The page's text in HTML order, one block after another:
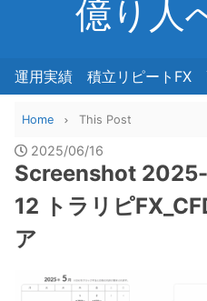
億り人
運用実績 積立リピートFX
Home This Post
2025/06/16
Screenshot
12 トラリピ
ア